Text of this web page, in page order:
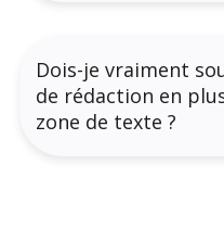
Dois-je vraiment
de rédaction en
zone de texte ?